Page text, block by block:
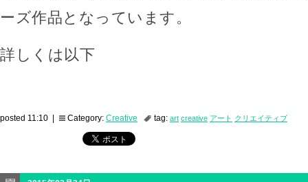
ーズ作品となっています。
詳しくは以下
posted 11:10 | Category: Creative tag: art creative アート クリエイティブ